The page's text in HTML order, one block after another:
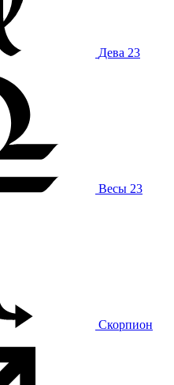
Дева 23
Весы 23
Скорпион